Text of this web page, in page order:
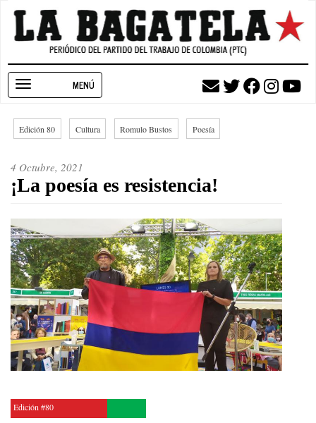
Pasar
contenido
navigation
Edición 80 Cultura Romulo Bustos Poesía
4 Octubre, 2021
¡La poesía es resistencia!
Edición #80